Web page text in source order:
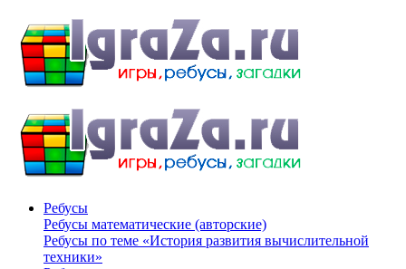
Ребусы
Ребусы математические (авторские)
Ребусы по теме «История развития вычислительной
техники»